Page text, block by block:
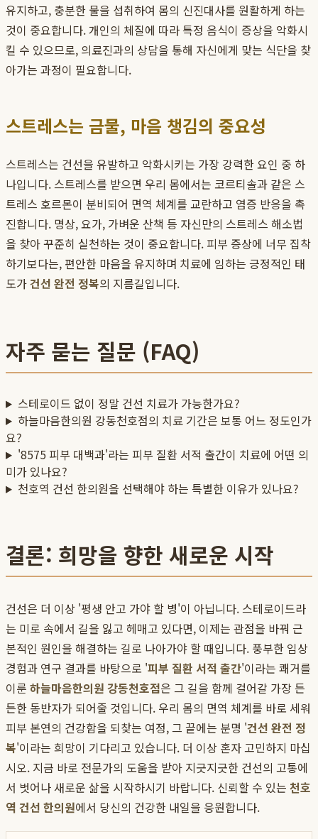
유지하고, 충분한 물을 섭취하여 몸의 신진대사를 원활하게 하는
것이 중요합니다. 개인의 체질에 따라 특정 음식이 증상을 악화시
킬 수 있으므로, 의료진과의 상담을 통해 자신에게 맞는 식단을 찾
아가는 과정이 필요합니다.
스트레스는 금물, 마음 챙김의 중요성
스트레스는 건선을 유발하고 악화시키는 가장 강력한 요인 중 하
나입니다. 스트레스를 받으면 우리 몸에서는 코르티솔과 같은 스
트레스 호르몬이 분비되어 면역 체계를 교란하고 염증 반응을 촉
진합니다. 명상, 요가, 가벼운 산책 등 자신만의 스트레스 해소법
을 찾아 꾸준히 실천하는 것이 중요합니다. 피부 증상에 너무 집착
하기보다는, 편안한 마음을 유지하며 치료에 임하는 긍정적인 태
도가건선 완전 정복의 지름길입니다.
자주 묻는 질문 (FAQ)
스테로이드 없이 정말 건선 치료가 가능한가요?
하늘마음한의원 강동천호점의 치료 기간은 보통 어느 정도인가
요?
'8575 피부 대백과'라는 피부 질환 서적 출간이 치료에 어떤 의
미가 있나요?
천호역 건선 한의원을 선택해야 하는 특별한 이유가 있나요?
결론: 희망을 향한 새로운 시작
건선은 더 이상 '평생 안고 가야 할 병'이 아닙니다. 스테로이드라
는 미로 속에서 길을 잃고 헤매고 있다면, 이제는 관점을 바꿔 근
본적인 원인을 해결하는 길로 나아가야 할 때입니다. 풍부한 임상
경험과 연구 결과를 바탕으로 '피부 질환 서적 출간'이라는 쾌거를
이룬 하늘마음한의원 강동천호점은 그 길을 함께 걸어갈 가장 든
든한 동반자가 되어줄 것입니다. 우리 몸의 면역 체계를 바로 세워
피부 본연의 건강함을 되찾는 여정, 그 끝에는 분명 '건선 완전 정
복'이라는 희망이 기다리고 있습니다. 더 이상 혼자 고민하지 마십
시오. 지금 바로 전문가의 도움을 받아 지긋지긋한 건선의 고통에
서 벗어나 새로운 삶을 시작하시기 바랍니다. 신뢰할 수 있는 천호
역 건선 한의원에서 당신의 건강한 내일을 응원합니다.